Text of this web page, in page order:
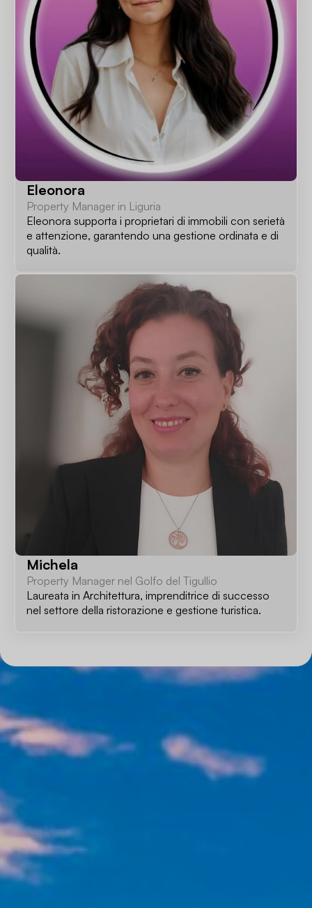
Eleonora
Property Manager in Liguria
Eleonora supporta i proprietari di immobili con serietà
e attenzione, garantendo una gestione ordinata e di
qualità.
Michela
Property Manager nel Golfo del Tigullio
Laureata in Architettura, imprenditrice di successo
nel settore della ristorazione e gestione turistica.